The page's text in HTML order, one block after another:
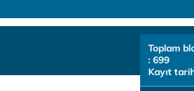
Toplam
: 699
Kayıt